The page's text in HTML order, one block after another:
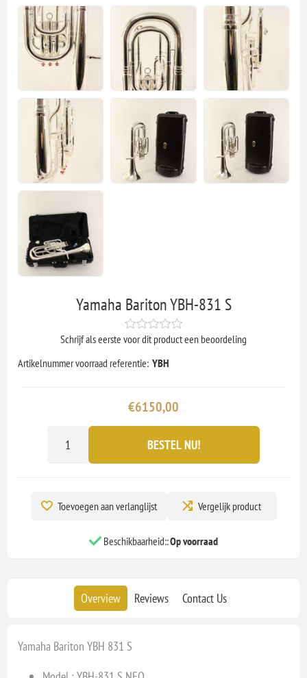
Yamaha Bariton YBH-831 S
Schrijf als eerste voor dit product een beoordeling
Artikelnummer voorraad referentie: YBH
€6150,00
BESTEL NU!
Toevoegen aan verlanglijst Vergelijk product
Beschikbaarheid::Op voorraad
Overview Reviews Contact Us
Yamaha Bariton YBH 831 S